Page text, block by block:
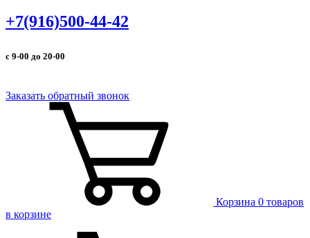
+7(916)500-44-42
с 9-00 до 20-00
Заказать обратный звонок
Корзина 0 товаров
в корзине